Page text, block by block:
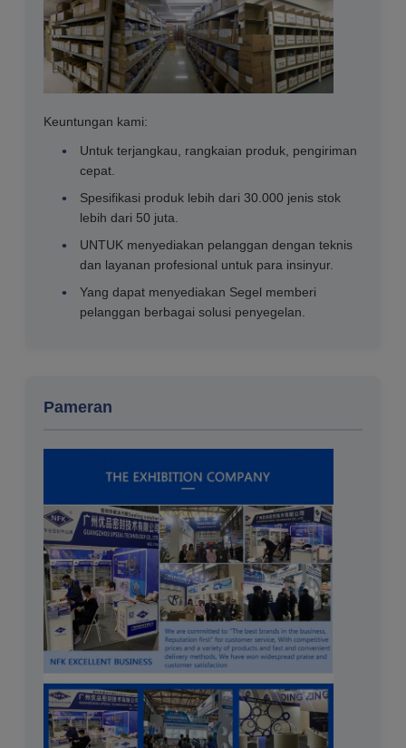
Keuntungan kami:
Untuk terjangkau, rangkaian produk, pengiriman
cepat.
Spesifikasi produk lebih dari 30.000 jenis stok
lebih dari 50 juta.
UNTUK menyediakan pelanggan dengan teknis
dan layanan profesional untuk para insinyur.
Yang dapat menyediakan Segel memberi
pelanggan berbagai solusi penyegelan.
Pameran